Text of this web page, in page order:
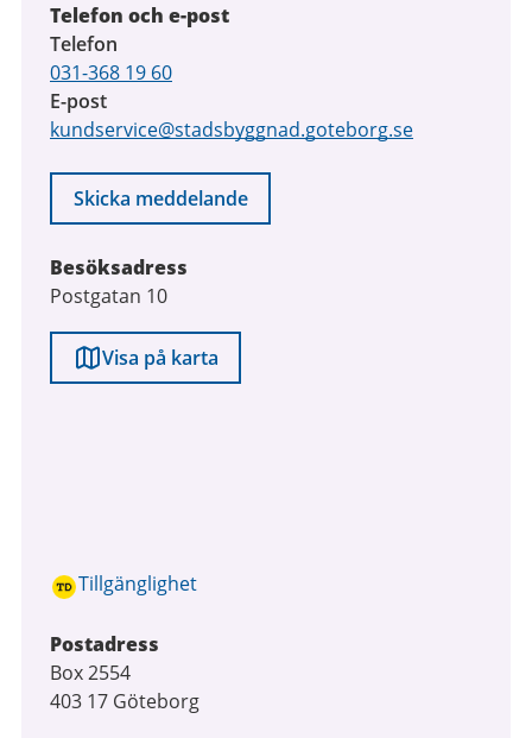
Telefon och e-post
Telefon
031-368 19 60
E-post
kundservice@stadsbyggnad.goteborg.se
Skicka meddelande
Besöksadress
Postgatan 10
Visa på karta
Tillgänglighet
Postadress
Box 2554
403 17 Göteborg